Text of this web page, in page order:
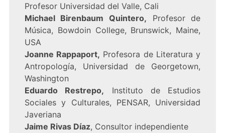
Profesor Universidad del Valle, Cali
Michael Birenbaum Quintero, Profesor de
Música, Bowdoin College, Brunswick, Maine,
USA
Joanne Rappaport, Profesora de Literatura y
Antropología, Universidad de Georgetown,
Washington
Eduardo Restrepo, Instituto de Estudios
Sociales y Culturales, PENSAR, Universidad
Javeriana
Jaime Rivas Díaz, Consultor independiente